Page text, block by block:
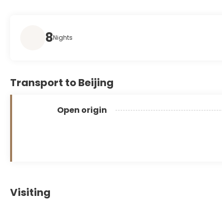
8Nights
Transport to Beijing
Open origin
Visiting